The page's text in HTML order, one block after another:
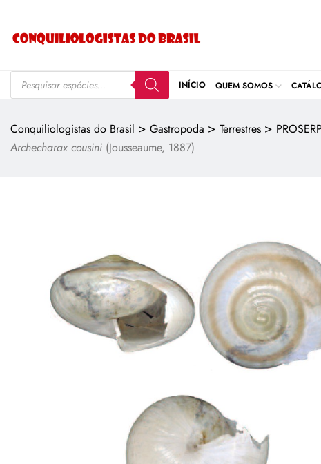
INÍCIO QUEM SOMOS
Conquiliologistas do Brasil > Gastropoda > Terrestres >
Archecharax cousini (Jousseaume, 1887)